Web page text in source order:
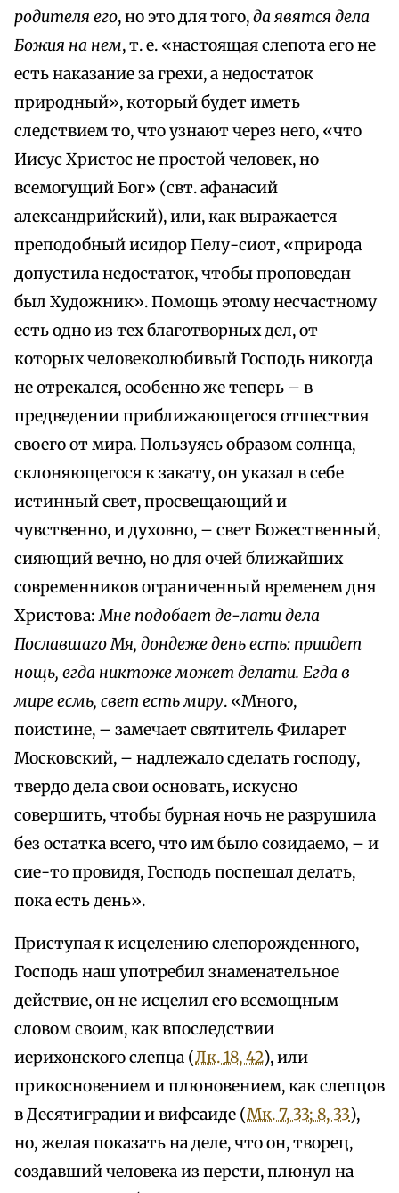
родителя его, но это для того,да явятся дела
Божия на нем, т. е. «настоящая слепота его не
есть наказание за грехи, а недостаток
природный», который будет иметь
следствием то, что узнают через него, «что
Иисус Христос не простой человек, но
всемогущий Бог» (свт. афанасий
александрийский), или, как выражается
преподобный исидор Пелу-сиот, «природа
допустила недостаток, чтобы проповедан
был Художник». Помощь этому несчастному
есть одно из тех благотворных дел, от
которых человеколюбивый Господь никогда
не отрекался, особенно же теперь – в
предведении приближающегося отшествия
своего от мира. Пользуясь образом солнца,
склоняющегося к закату, он указал в себе
истинный свет, просвещающий и
чувственно, и духовно, – свет Божественный,
сияющий вечно, но для очей ближайших
современников ограниченный временем дня
Христова:Мне подобает де-лати дела
Пославшаго Мя, дондеже день есть: приидет
нощь, егда никтоже может делати. Егда в
мире есмь, свет есть миру. «Много,
поистине, – замечает святитель Филарет
Московский, – надлежало сделать господу,
твердо дела свои основать, искусно
совершить, чтобы бурная ночь не разрушила
без остатка всего, что им было созидаемо, – и
cие-то провидя, Господь поспешал делать,
пока есть день».
Приступая к исцелению слепорожденного,
Господь наш употребил знаменательное
действие, он не исцелил его всемощным
словом своим, как впоследствии
иерихонского слепца (Лк. 18, 42), или
прикосновением и плюновением, как слепцов
в Десятиградии и вифсаиде (Мк. 7, 33; 8, 33),
но, желая показать на деле, что он, творец,
создавший человека из персти, плюнул на